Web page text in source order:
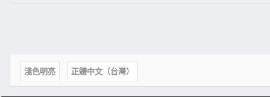
淺色明亮 正體中文（台灣）